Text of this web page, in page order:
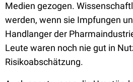
Medien gezogen.
werden, wenn sie Impfungen
Handlanger der
Leute waren noch nie gut in
Risikoabschätzung.